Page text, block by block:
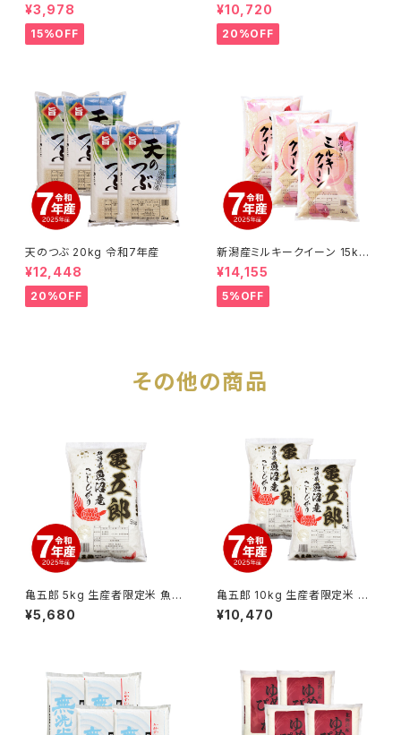
¥3,978
15%OFF
¥10,720
20%OFF
天のつぶ 20kg 令和7年産
¥12,448
20%OFF
新潟産ミルキークイーン 15kg
令和7年産
¥14,155
5%OFF
その他の商品
亀五郎 5kg 生産者限定米 魚沼
産コシヒカリ 令和7年産
¥5,680
亀五郎 10kg 生産者限定米 魚
沼産コシヒカリ 令和7年産
¥10,470